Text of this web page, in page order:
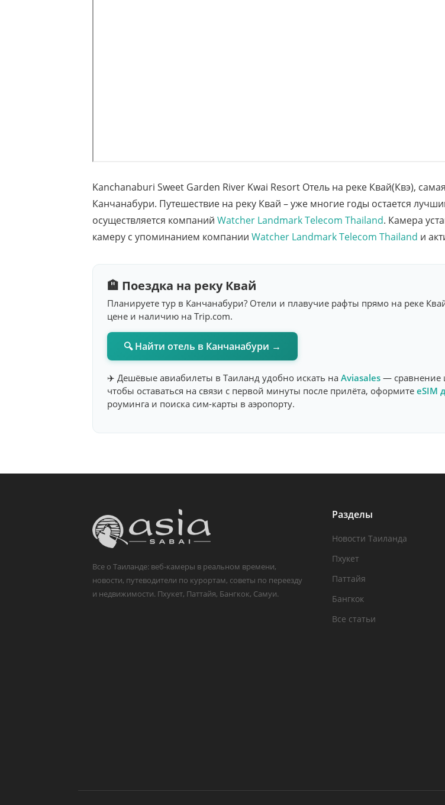
Kanchanaburi Sweet Garden River Kwai Resort Отель на реке Квай(Квэ),
Канчанабури. Путешествие на реку Квай – уже многие годы остается
осуществляется компаний Watcher Landmark Telecom Thailand. Камера
камеру с упоминанием компании Watcher Landmark Telecom Thailand и
🏨 Поездка на реку Квай
Планируете тур в Канчанабури? Отели и плавучие рафты прямо на реке
цене и наличию на Trip.com.
🔍 Найти отель в Канчанабури →
✈️ Дешёвые авиабилеты в Таиланд удобно искать на Aviasales — сравнение
чтобы оставаться на связи с первой минуты после прилёта, оформите eSIM
роуминга и поиска сим-карты в аэропорту.
Все о Таиланде: веб-камеры в реальном времени,
новости, путеводители по курортам, советы по переезду
и недвижимости. Пхукет, Паттайя, Бангкок, Самуи.
Разделы
Новости Таиланда
Пхукет
Паттайя
Бангкок
Все статьи